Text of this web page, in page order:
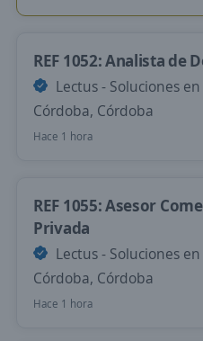
REF 1052: Analista de
Lectus - Soluciones en
Córdoba, Córdoba
Hace 1 hora
REF 1055: Asesor
Privada
Lectus - Soluciones en
Córdoba, Córdoba
Hace 1 hora